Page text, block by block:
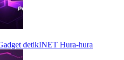
detikINET Hura-hura